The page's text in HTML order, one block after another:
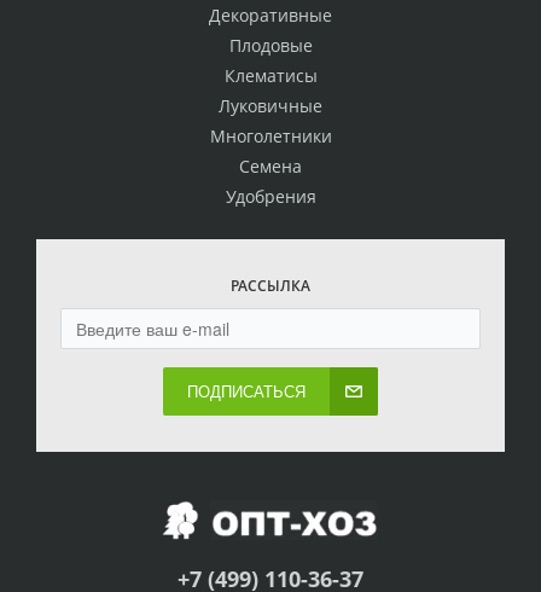
Декоративные
Плодовые
Клематисы
Луковичные
Многолетники
Семена
Удобрения
РАССЫЛКА
ПОДПИСАТЬСЯ
+7 (499) 110-36-37